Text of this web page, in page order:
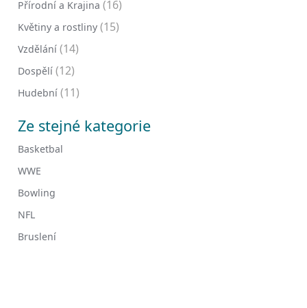
Přírodní a Krajina (16)
Květiny a rostliny (15)
Vzdělání (14)
Dospělí (12)
Hudební (11)
Ze stejné kategorie
Basketbal
WWE
Bowling
NFL
Bruslení